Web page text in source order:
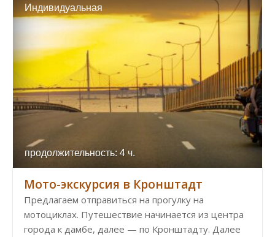
Индивидуальная
продолжительность: 4 ч.
Мото-экскурсия в Кронштадт
Предлагаем отправиться на прогулку на
мотоциклах. Путешествие начинается из центра
города к дамбе, далее — по Кронштадту. Далее